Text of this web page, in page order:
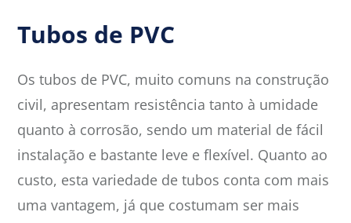
Tubos de PVC
Os tubos de PVC, muito comuns na construção
civil, apresentam resistência tanto à umidade
quanto à corrosão, sendo um material de fácil
instalação e bastante leve e flexível. Quanto ao
custo, esta variedade de tubos conta com mais
uma vantagem, já que costumam ser mais